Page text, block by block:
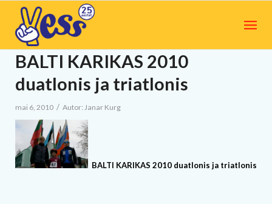
BALTI KARIKAS 2010
duatlonis ja triatlonis
mai 6, 2010 / Autor: Janar Kurg
BALTI KARIKAS 2010 duatlonis ja triatlonis